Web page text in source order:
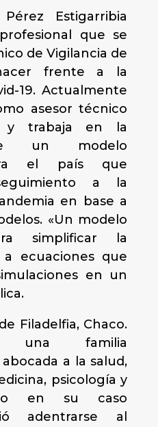
Estigarribia
que se
de Vigilancia de
frente a la
19. Actualmente
asesor técnico
y trabaja en la
un modelo
el país que
a la
en base a
«Un modelo
simplificar la
ecuaciones que
en un
Filadelfia, Chaco.
una familia
a la salud,
psicología y
en su caso
adentrarse al